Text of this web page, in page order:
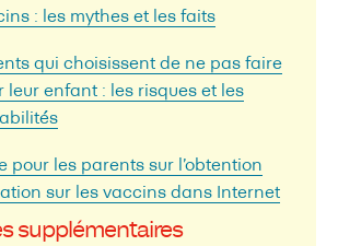
: les mythes et les faits
qui choisissent de ne pas faire
leur enfant : les risques et les
pour les parents sur l’obtention
sur les vaccins dans Internet
supplémentaires